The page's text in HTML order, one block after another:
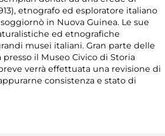
etnografo ed esploratore italiano
in Nuova Guinea. Le sue
ed etnografiche
musei italiani. Gran parte delle
il Museo Civico di Storia
verrà effettuata una revisione di
consistenza e stato di